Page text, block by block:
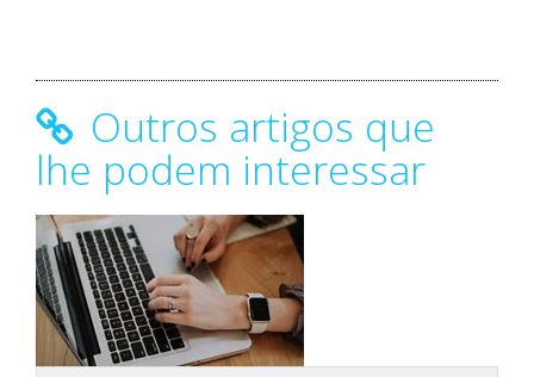
Outros artigos que
lhe podem interessar